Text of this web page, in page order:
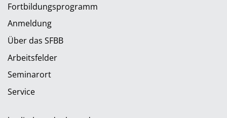
Fortbildungsprogramm
Anmeldung
Über das SFBB
Arbeitsfelder
Seminarort
Service